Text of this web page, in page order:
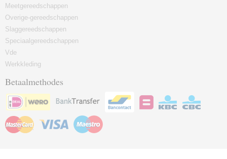
Meetgereedschappen
Overige-gereedschappen
Slaggereedschappen
Speciaalgereedschappen
Vde
Werkkleding
Betaalmethodes